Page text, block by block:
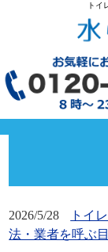
トイ
2026/5/28
トイ
法・業者を呼ぶ